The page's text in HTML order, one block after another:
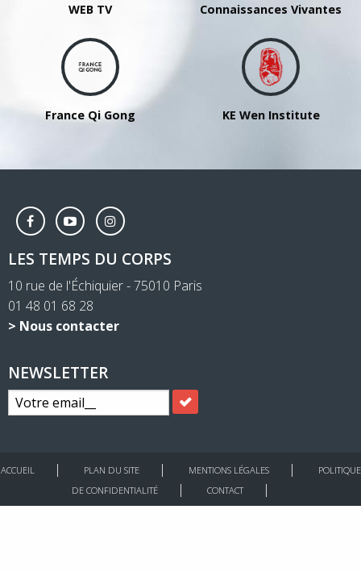
WEB TV Connaissances Vivantes
France Qi Gong KE Wen Institute
LES TEMPS DU CORPS
10 rue de l'Échiquier - 75010 Paris
01 48 01 68 28
> Nous contacter
NEWSLETTER
ACCUEIL PLAN DU SITE MENTIONS LÉGALES
POLITIQUE
DE CONFIDENTIALITÉ
CONTACT